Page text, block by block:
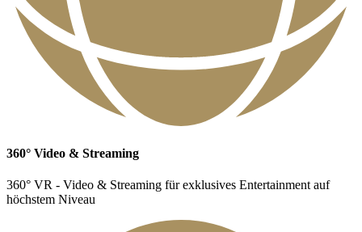
360° Video & Streaming
360° VR - Video & Streaming für exklusives Entertainment auf
höchstem Niveau